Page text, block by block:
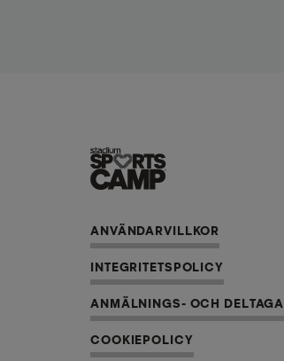
ANVÄNDARVILLKOR
INTEGRITETSPOLICY
ANMÄLNINGS- OCH
COOKIEPOLICY